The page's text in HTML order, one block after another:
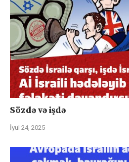
Sözdə və işdə
İyul 24, 2025